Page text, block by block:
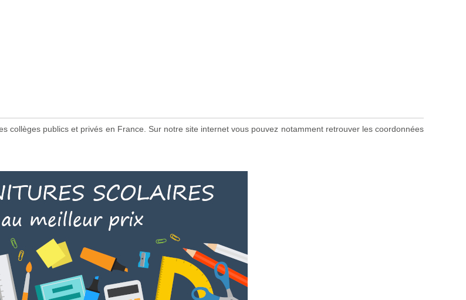
collèges publics et privés en France. Sur notre site internet vous pouvez notamment retrouver les coordonnées